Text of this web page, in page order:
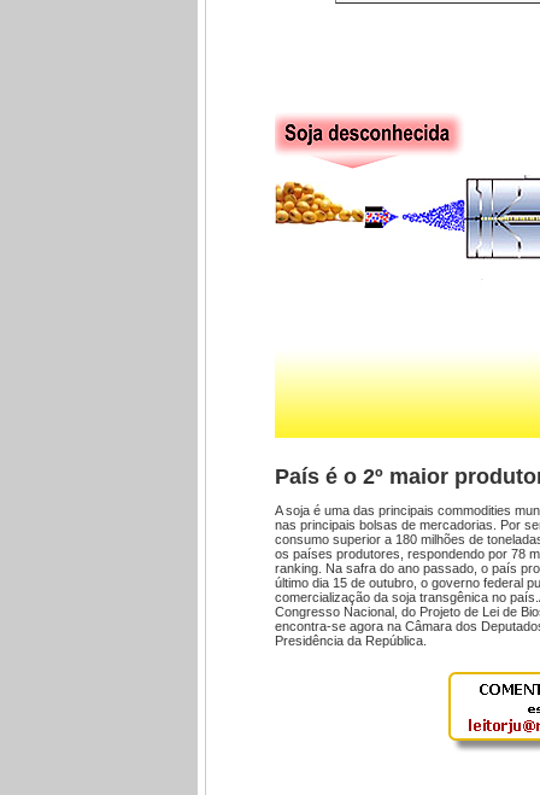
País é o 2º maior
A soja é uma das principais commodities
nas principais bolsas de mercadorias. Por
consumo superior a 180 milhões de
os países produtores, respondendo por 78
ranking. Na safra do ano passado, o país
último dia 15 de outubro, o governo federal
comercialização da soja transgênica no
Congresso Nacional, do Projeto de Lei de
encontra-se agora na Câmara dos
Presidência da República.